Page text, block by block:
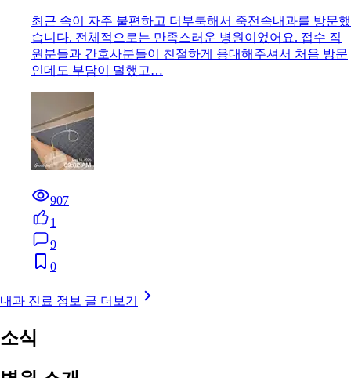
최근 속이 자주 불편하고 더부룩해서 죽전속내과를 방문했
습니다. 전체적으로는 만족스러운 병원이었어요. 접수 직
원분들과 간호사분들이 친절하게 응대해주셔서 처음 방문
인데도 부담이 덜했고…
907
1
9
0
내과 진료 정보 글 더보기
소식